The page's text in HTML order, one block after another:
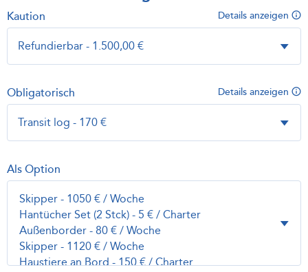
Details anzeigen
Kaution
Details anzeigen
Obligatorisch
Als Option